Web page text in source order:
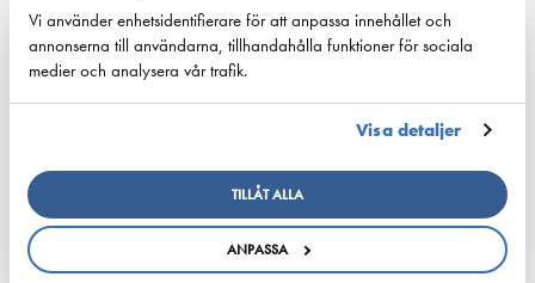
Vi använder enhetsidentifierare för att anpassa innehållet och
annonserna till användarna, tillhandahålla funktioner för sociala
medier och analysera vår trafik.
Visa detaljer
TILLÅT ALLA
ANPASSA
Konkurrenskraft
Försörjnings­beredskap
Miljön och klimat